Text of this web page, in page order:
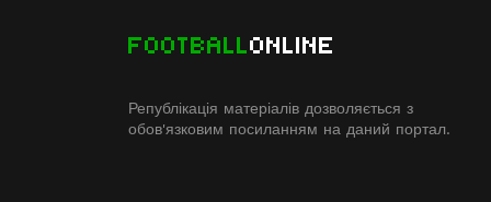
FOOTBALLONLINE
Републікація матеріалів дозволяється з
обов'язковим посиланням на даний портал.